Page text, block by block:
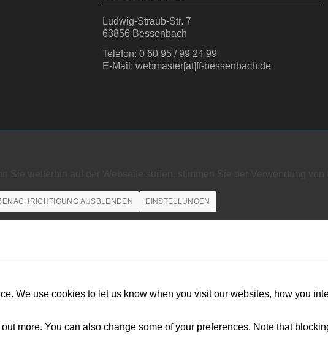
Ludwig-Straub-Str. 7
63856 Bessenbach
Telefon: 0 60 95 / 99 24 99
E-Mail: webmaster[at]ff-bessenbach.de
AUSBLENDEN EINSTELLUNGEN
We use cookies to let us know when you visit our websites, how you
more. You can also change some of your preferences. Note that